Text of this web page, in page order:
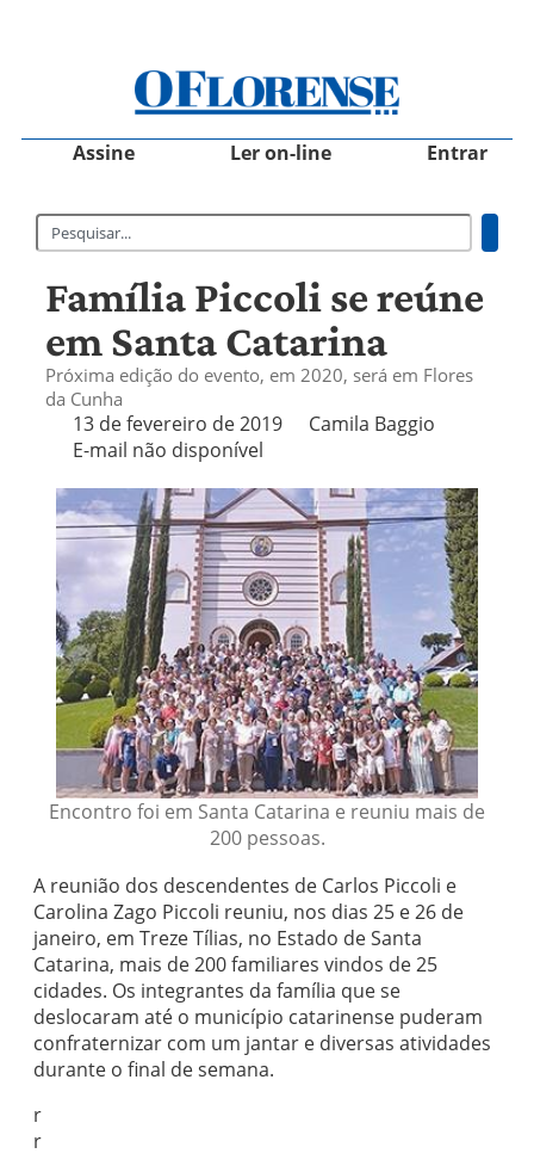
Assine Ler on-line Entrar
Família Piccoli se reúne
em Santa Catarina
Próxima edição do evento, em 2020, será em Flores
da Cunha
13 de fevereiro de 2019
Camila Baggio
E-mail não disponível
Encontro foi em Santa Catarina e reuniu mais de
200 pessoas.
A reunião dos descendentes de Carlos Piccoli e
Carolina Zago Piccoli reuniu, nos dias 25 e 26 de
janeiro, em Treze Tílias, no Estado de Santa
Catarina, mais de 200 familiares vindos de 25
cidades. Os integrantes da família que se
deslocaram até o município catarinense puderam
confraternizar com um jantar e diversas atividades
durante o final de semana.
r
r